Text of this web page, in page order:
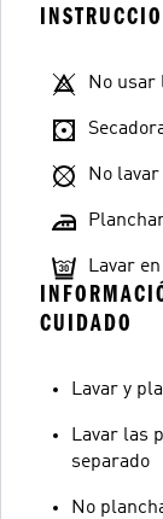
No usar
No
Lavar
CUIDADO
Lavar y
Lavar las
separado
No